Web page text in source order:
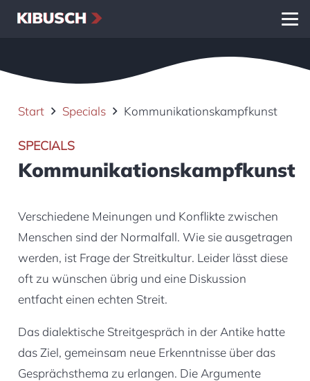
Start Specials Kommunikationskampfkunst
SPECIALS
Kommunikationskampfkunst
Verschiedene Meinungen und Konflikte zwischen
Menschen sind der Normalfall. Wie sie ausgetragen
werden, ist Frage der Streitkultur. Leider lässt diese
oft zu wünschen übrig und eine Diskussion
entfacht einen echten Streit.
Das dialektische Streitgespräch in der Antike hatte
das Ziel, gemeinsam neue Erkenntnisse über das
Gesprächsthema zu erlangen. Die Argumente